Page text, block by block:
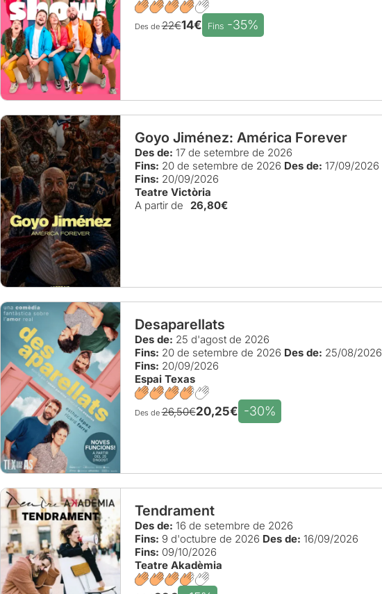
Des de22€14€ Fins -35%
Goyo Jiménez: América Forever
Des de: 17 de setembre de 2026
Fins: 20 de setembre de 2026 Des de: 17/09/2026
Fins: 20/09/2026
Teatre Victòria
A partir de
26,80€
Desaparellats
Des de: 25 d'agost de 2026
Fins: 20 de setembre de 2026 Des de: 25/08/2026
Fins: 20/09/2026
Espai Texas
Des de26,50€20,25€ -30%
Tendrament
Des de: 16 de setembre de 2026
Fins: 9 d'octubre de 2026 Des de: 16/09/2026
Fins: 09/10/2026
Teatre Akadèmia